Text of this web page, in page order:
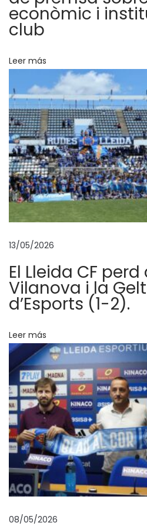
0
–
c
n
t
r
a
e
l
C
F
e
r
a
d
a
l
C
a
m
p
E
econòmic i
club
Leer más
13/05/2026
El Lleida CF
Vilanova i la
d’Esports (1-2).
Leer más
08/05/2026